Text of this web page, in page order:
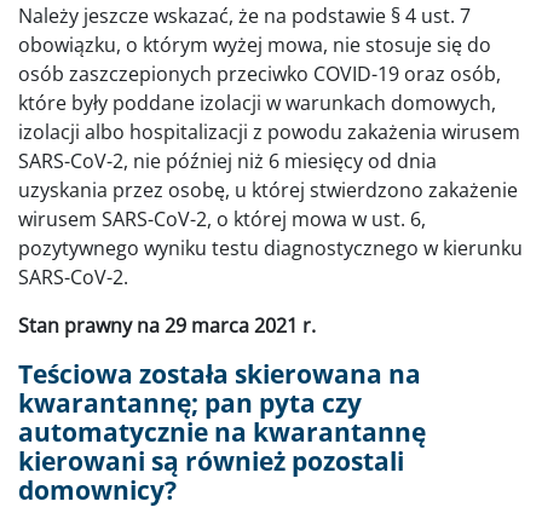
Należy jeszcze wskazać, że na podstawie § 4 ust. 7
obowiązku, o którym wyżej mowa, nie stosuje się do
osób zaszczepionych przeciwko COVID-19 oraz osób,
które były poddane izolacji w warunkach domowych,
izolacji albo hospitalizacji z powodu zakażenia wirusem
SARS-CoV-2, nie później niż 6 miesięcy od dnia
uzyskania przez osobę, u której stwierdzono zakażenie
wirusem SARS-CoV-2, o której mowa w ust. 6,
pozytywnego wyniku testu diagnostycznego w kierunku
SARS-CoV-2.
Stan prawny na 29 marca 2021 r.
Teściowa została skierowana na
kwarantannę; pan pyta czy
automatycznie na kwarantannę
kierowani są również pozostali
domownicy?